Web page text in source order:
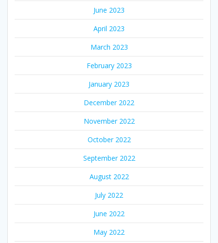
June 2023
April 2023
March 2023
February 2023
January 2023
December 2022
November 2022
October 2022
September 2022
August 2022
July 2022
June 2022
May 2022